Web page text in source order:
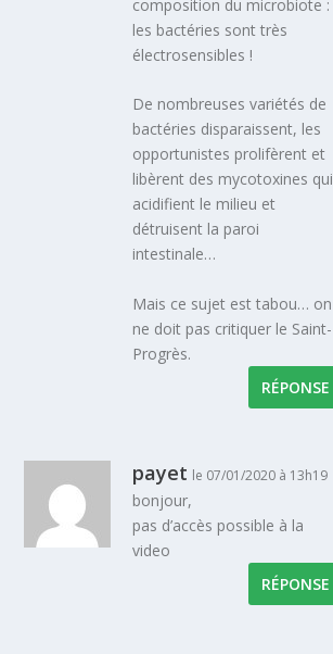
composition du microbiote :
les bactéries sont très
électrosensibles !
De nombreuses variétés de
bactéries disparaissent, les
opportunistes prolifèrent et
libèrent des mycotoxines qui
acidifient le milieu et
détruisent la paroi
intestinale…
Mais ce sujet est tabou… on
ne doit pas critiquer le Saint-
Progrès.
RÉPONSE
payet le 07/01/2020 à 13h19
bonjour,
pas d’accès possible à la
video
RÉPONSE